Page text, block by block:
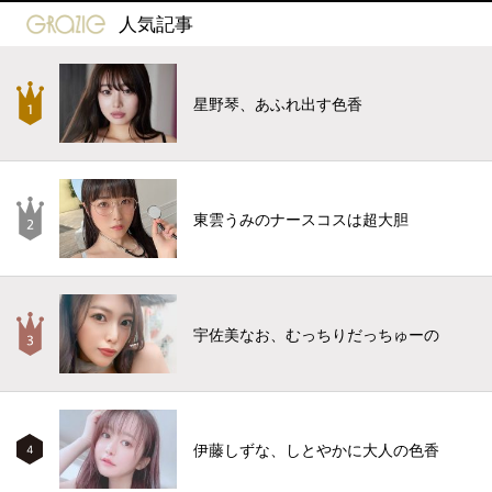
gravure-grazie
人気記事
星野琴、あふれ出す色香
東雲うみのナースコスは超大胆
宇佐美なお、むっちりだっちゅーの
4 伊藤しずな、しとやかに大人の色香